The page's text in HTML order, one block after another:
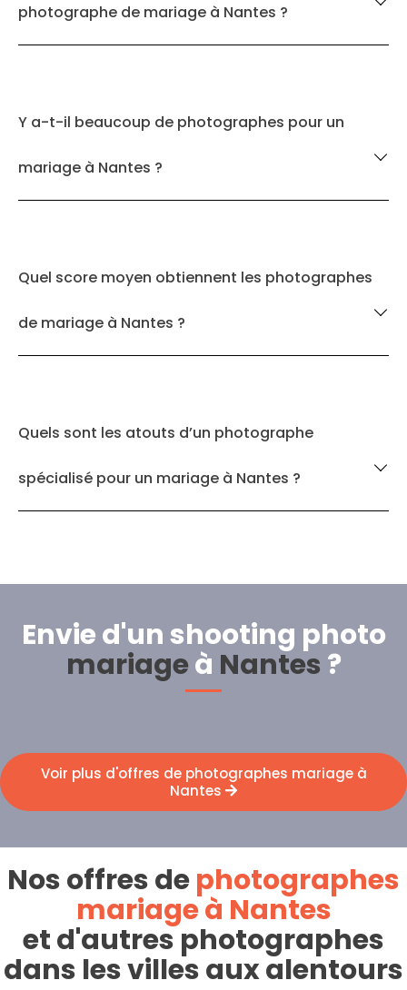
photographe de mariage à Nantes ?
Y a-t-il beaucoup de photographes pour un
mariage à Nantes ?
Quel score moyen obtiennent les photographes
de mariage à Nantes ?
Quels sont les atouts d’un photographe
spécialisé pour un mariage à Nantes ?
Envie d'un shooting photo
mariageà Nantes ?
Voir plus d'offres de photographes mariage à
Nantes
Nos offres dephotographes
mariage à Nantes
et d'autres photographes
dans les villes aux alentours